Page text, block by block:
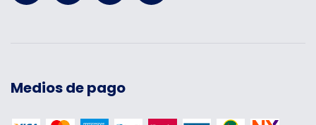
Medios de pago